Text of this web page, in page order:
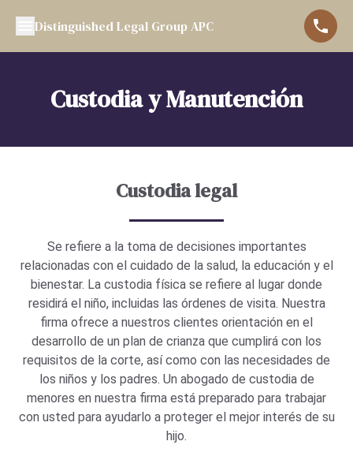
Distinguished Legal Group APC
Custodia y Manutención
Custodia legal
Se refiere a la toma de decisiones importantes
relacionadas con el cuidado de la salud, la educación y el
bienestar. La custodia física se refiere al lugar donde
residirá el niño, incluidas las órdenes de visita. Nuestra
firma ofrece a nuestros clientes orientación en el
desarrollo de un plan de crianza que cumplirá con los
requisitos de la corte, así como con las necesidades de
los niños y los padres. Un abogado de custodia de
menores en nuestra firma está preparado para trabajar
con usted para ayudarlo a proteger el mejor interés de su
hijo.